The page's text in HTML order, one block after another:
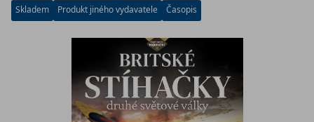
Skladem Produkt jiného vydavatele Časopis